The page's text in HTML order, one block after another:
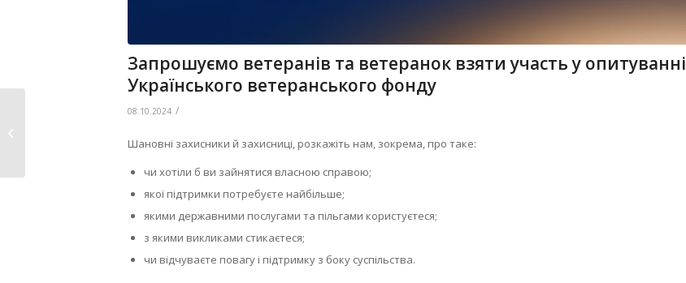
Запрошуємо ветеранів та ветеранок взяти участь у опитуванні
Українського ветеранського фонду
08.10.2024 /
Шановні захисники й захисниці, розкажіть нам, зокрема, про таке:
чи хотіли б ви зайнятися власною справою;
якої підтримки потребуєте найбільше;
якими державними послугами та пільгами користуєтеся;
з якими викликами стикаєтеся;
чи відчуваєте повагу і підтримку з боку суспільства.